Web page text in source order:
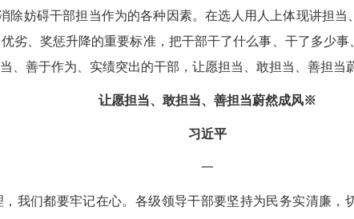
除妨碍干部担当作为的各种因素。在选人用人上体现讲担
劣、奖惩升降的重要标准，把干部干了什么事、干了多少
、善于作为、实绩突出的干部，让愿担当、敢担当、善担当
让愿担当、敢担当、善担当蔚然成风※
习近平
一
我们都要牢记在心。各级领导干部要坚持为民务实清廉，